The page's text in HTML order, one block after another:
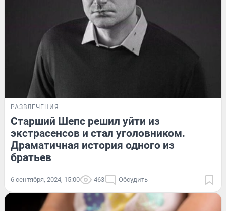
РАЗВЛЕЧЕНИЯ
Старший Шепс решил уйти из
экстрасенсов и стал уголовником.
Драматичная история одного из
братьев
6 сентября, 2024, 15:00 463 Обсудить